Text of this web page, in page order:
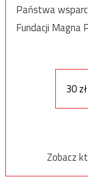
Państwa
Fundacji Magna
30 zł
Zobacz